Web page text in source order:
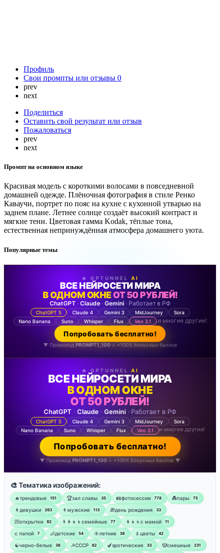
Профиль
Свои промпты или отзывы 0
prev
next
Поделиться
Оставить свой результат или отзыв
Пожаловаться
prev
next
Промпт на основном языке
Красивая модель с короткими волосами в повседневной
домашней одежде. Плёночная фотография в стиле Ренко
Каваучи, портрет по пояс на кухне с кухонной утварью на
заднем плане. Летнее солнце создаёт высокий контраст и
мягкие тени. Цветовая гамма Kodak, тёплые тона,
естественная непринуждённая атмосфера домашнего уюта.
Популярные темы
🔥 GPTUNNEL AI
ВСЕ НЕЙРОСЕТИ МИРА
В ОДНОМ ОКНЕОТ 50 РУБЛЕЙ!
ChatGPT · Claude · Gemini · Работает в РФ
ChatGPT 5 Claude 4 Gemini 3 MidJourney
Sora
Nano Banana
Suno Whisper Flux Veo 3.1 и многие другие!
Попробовать бесплатно!
▼ Промокод PROMPT1_100= +100% бонусных баллов
🔥 GPTUNNEL AI
ВСЕ НЕЙРОСЕТИ МИРА
В ОДНОМ ОКНЕ
ОТ 50 РУБЛЕЙ!
ChatGPT · Claude · Gemini · Работает в РФ
ChatGPT 5 Claude 4 Gemini 3 MidJourney
Sora
Nano Banana
Suno Whisper Flux Veo 3.1 и многие другие!
Попробовать бесплатно!
▼ Промокод PROMPT1_100 = +100% бонусных баллов ▼
🎨 Тематика изображений:
🔥трендовые 151 🏆зал славы 35 📸фотосессии 778 💑пары 75
👩девушки 263 👨мужские 113 🎁день рождения 33
💌открытки 82 👨‍👩‍👧‍👦семейные 77 👩‍👧‍👦с мамой 11
‍с папой 7 👶детские 54 ☀️летние 38 🌷цветы 42
☯︎черно-белые 38 ☭СССР 82 🍆эротические 33 🤡смешные 231